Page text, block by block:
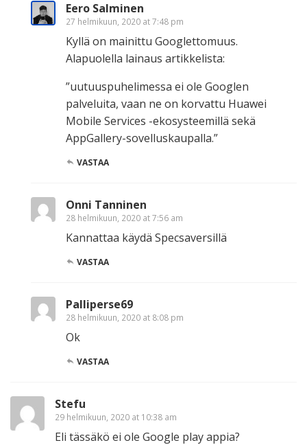
Eero Salminen
27 helmikuun, 2020 at 7:48 pm
Kyllä on mainittu Googlettomuus.
Alapuolella lainaus artikkelista:
”uutuuspuhelimessa ei ole Googlen
palveluita, vaan ne on korvattu Huawei
Mobile Services -ekosysteemillä sekä
AppGallery-sovelluskaupalla.”
VASTAA
Onni Tanninen
28 helmikuun, 2020 at 7:56 am
Kannattaa käydä Specsaversillä
VASTAA
Palliperse69
28 helmikuun, 2020 at 8:08 pm
Ok
VASTAA
Stefu
29 helmikuun, 2020 at 10:38 am
Eli tässäkö ei ole Google play appia?